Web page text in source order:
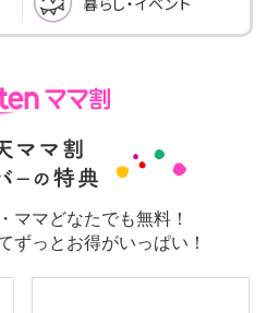
ママどなたでも無料！
ずっとお得がいっぱい！